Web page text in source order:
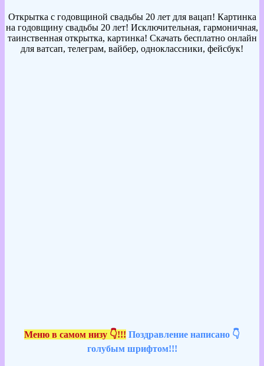
Открытка с годовщиной свадьбы 20 лет для вацап! Картинка
на годовщину свадьбы 20 лет! Исключительная, гармоничная,
таинственная открытка, картинка! Скачать бесплатно онлайн
для ватсап, телеграм, вайбер, одноклассники, фейсбук!
Меню в самом низу 👇!!! Поздравление написано 👇
голубым шрифтом!!!